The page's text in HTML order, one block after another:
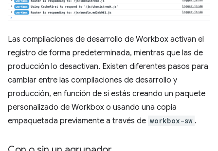
Las compilaciones de desarrollo de Workbox activan el
registro de forma predeterminada, mientras que las de
producción lo desactivan. Existen diferentes pasos para
cambiar entre las compilaciones de desarrollo y
producción, en función de si estás creando un paquete
personalizado de Workbox o usando una copia
empaquetada previamente a través de workbox-sw .